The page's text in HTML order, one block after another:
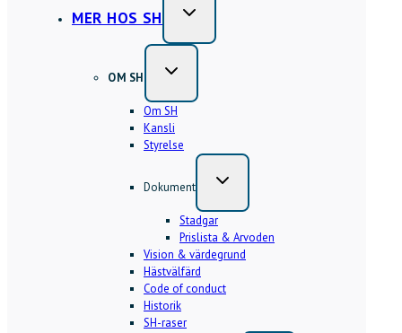
MER HOS SH
OM SH
Om SH
Kansli
Styrelse
Dokument
Stadgar
Prislista & Arvoden
Vision & värdegrund
Hästvälfärd
Code of conduct
Historik
SH-raser